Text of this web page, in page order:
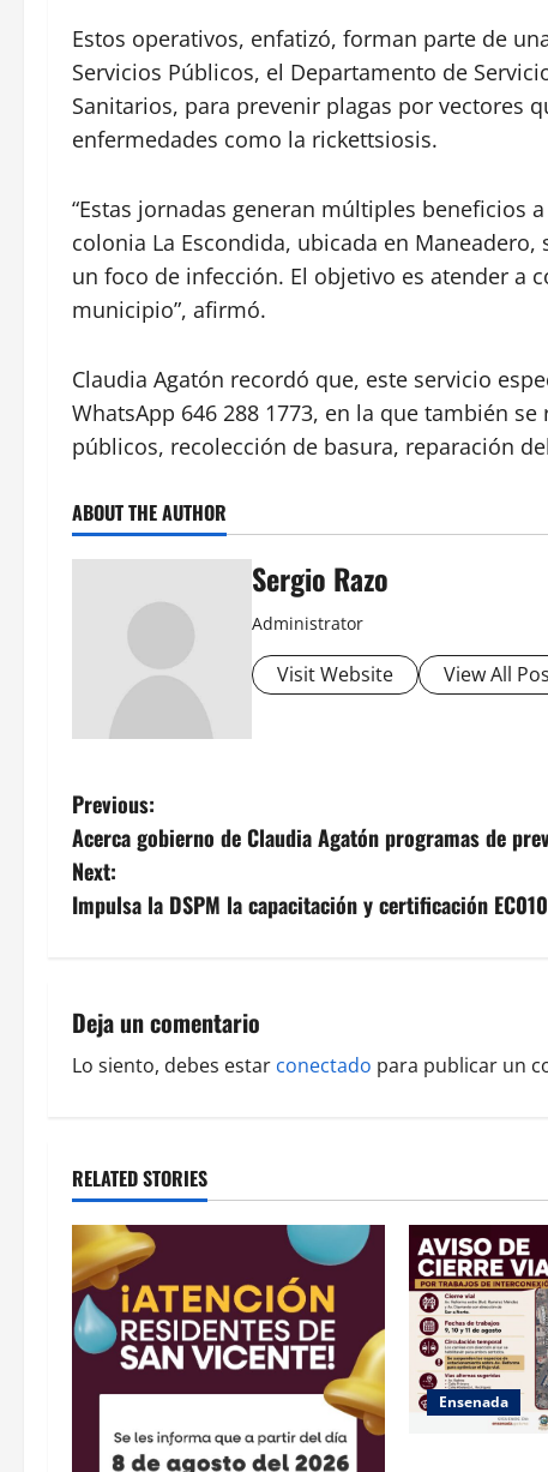
Estos operativos, enfatizó, forman parte de
Servicios Públicos, el Departamento de
Sanitarios, para prevenir plagas por vectores
enfermedades como la rickettsiosis.
“Estas jornadas generan múltiples beneficios
colonia La Escondida, ubicada en
un foco de infección. El objetivo es atender a
municipio”, afirmó.
Claudia Agatón recordó que, este servicio
WhatsApp 646 288 1773, en la que también
públicos, recolección de basura, reparación
ABOUT THE AUTHOR
Sergio Razo
Administrator
Visit Website View All
P
o
s
n
a
i
g
a
t
i
Previous:
Acerca gobierno de Claudia Agatón programas de
Next:
Impulsa la DSPM la capacitación y certificación
Deja un comentario
Lo siento, debes estar conectado para publicar un
RELATED STORIES
Ensenada